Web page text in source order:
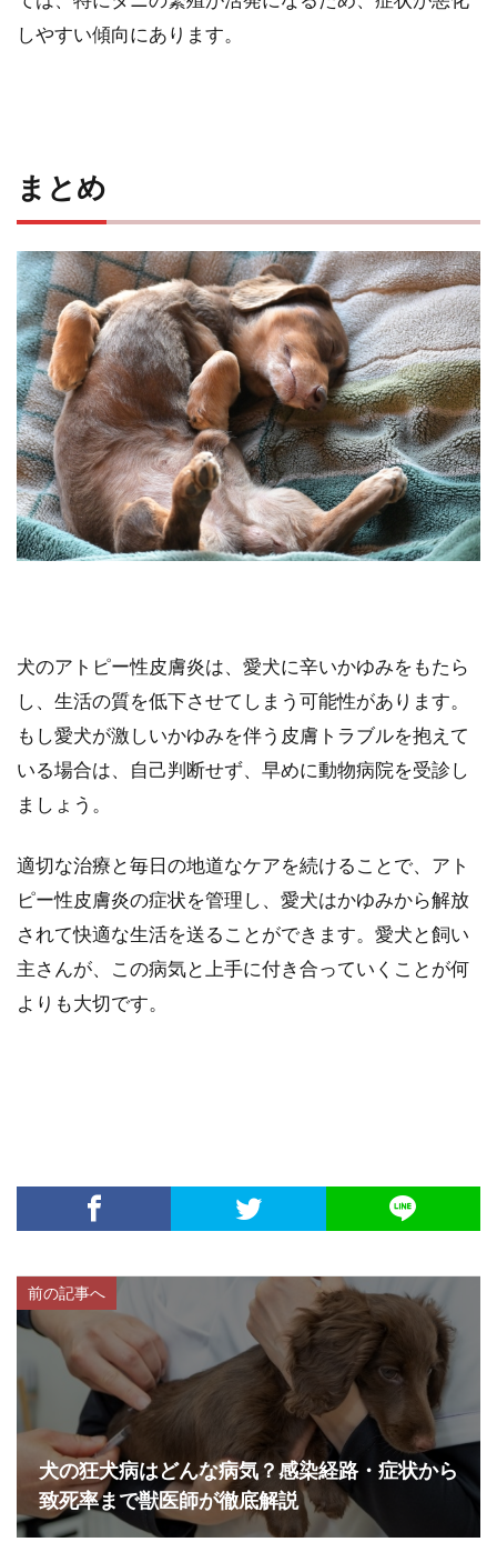
しやすい傾向にあります。
まとめ
犬のアトピー性皮膚炎は、愛犬に辛いかゆみをもたら
し、生活の質を低下させてしまう可能性があります。
もし愛犬が激しいかゆみを伴う皮膚トラブルを抱えて
いる場合は、自己判断せず、早めに動物病院を受診し
ましょう。
適切な治療と毎日の地道なケアを続けることで、アト
ピー性皮膚炎の症状を管理し、愛犬はかゆみから解放
されて快適な生活を送ることができます。愛犬と飼い
主さんが、この病気と上手に付き合っていくことが何
よりも大切です。
前の記事へ
犬の狂犬病はどんな病気？感染経路・症状から
致死率まで獣医師が徹底解説